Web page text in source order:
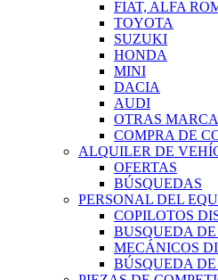
FIAT, ALFA
TOYOTA
SUZUKI
HONDA
MINI
DACIA
AUDI
OTRAS
COMPRA DE
ALQUILER DE
OFERTAS
BÚSQUEDAS
PERSONAL DEL
COPILOTOS
BUSQUEDA
MECÁNICOS
BÚSQUEDA